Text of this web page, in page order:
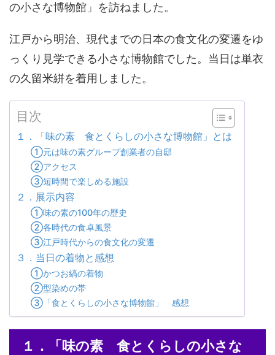
の小さな博物館」を訪ねました。
江戸から明治、現代までの日本の食文化の変遷をゆ
っくり見学できる小さな博物館でした。当日は単衣
の久留米絣を着用しました。
目次
１．「味の素 食とくらしの小さな博物館」とは
①元は味の素グループ創業者の自邸
②アクセス
③短時間で楽しめる施設
２．展示内容
①味の素の100年の歴史
②各時代の食卓風景
③江戸時代からの食文化の変遷
３．当日の着物と感想
①かつお縞の着物
②型染めの帯
③「食とくらしの小さな博物館」 感想
１．「味の素 食とくらしの小さな